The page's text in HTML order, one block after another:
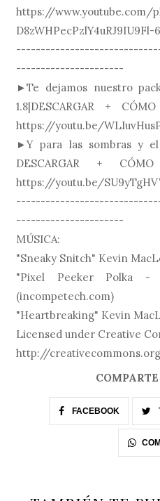
https://www.youtube.com/
D8zWHPecPzlY4uRJ9IU9Fl-
----------------------
►Te dejamos nuestro
1.8|DESCARGAR +
https://youtu.be/
►Y para las sombras y el
DESCARGAR + CÓMO
https://youtu.be/
----------------------
MÚSICA:
"Sneaky Snitch" Kevin
"Pixel Peeker Polka -
(incompetech.com)
"Heartbreaking" Kevin
Licensed under Creative
http://
FACEBOOK